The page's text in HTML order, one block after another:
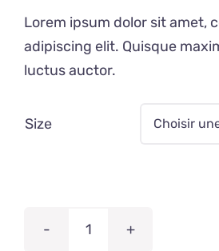
Lorem ipsum dolor sit amet,
adipiscing elit. Quisque
luctus auctor.
Size